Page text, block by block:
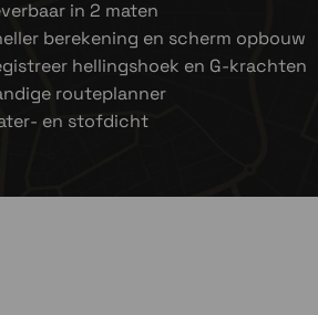
in 2 maten
berekening en scherm opbouw
hellingshoek en G-krachten
routeplanner
en stofdicht